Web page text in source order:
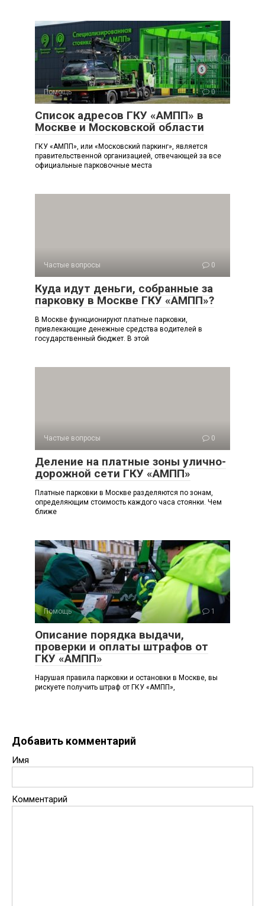
Помощь 0
Список адресов ГКУ «АМПП» в
Москве и Московской области
ГКУ «АМПП», или «Московский паркинг», является
правительственной организацией, отвечающей за все
официальные парковочные места
Частые вопросы 0
Куда идут деньги, собранные за
парковку в Москве ГКУ «АМПП»?
В Москве функционируют платные парковки,
привлекающие денежные средства водителей в
государственный бюджет. В этой
Частые вопросы 0
Деление на платные зоны улично-
дорожной сети ГКУ «АМПП»
Платные парковки в Москве разделяются по зонам,
определяющим стоимость каждого часа стоянки. Чем
ближе
Помощь 1
Описание порядка выдачи,
проверки и оплаты штрафов от
ГКУ «АМПП»
Нарушая правила парковки и остановки в Москве, вы
рискуете получить штраф от ГКУ «АМПП»,
Добавить комментарий
Имя
Комментарий